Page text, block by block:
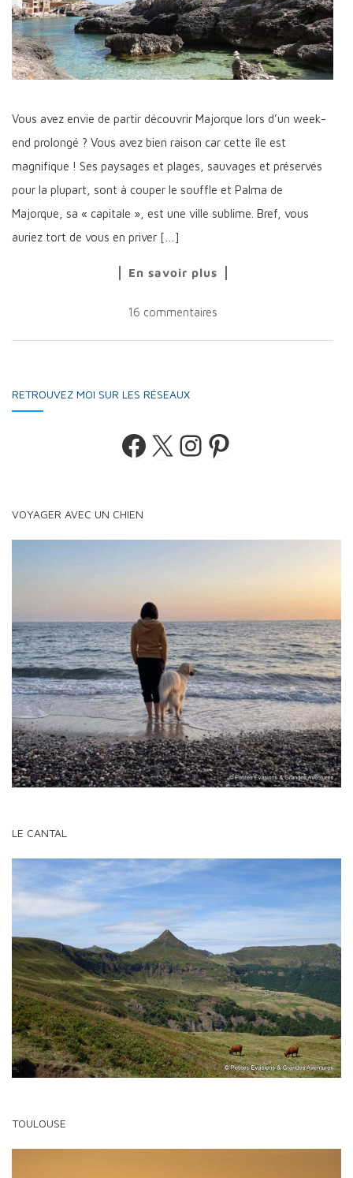
Vous avez envie de partir découvrir Majorque lors d’un week-
end prolongé ? Vous avez bien raison car cette île est
magnifique ! Ses paysages et plages, sauvages et préservés
pour la plupart, sont à couper le souffle et Palma de
Majorque, sa « capitale », est une ville sublime. Bref, vous
auriez tort de vous en priver […]
En savoir plus
16 commentaires
RETROUVEZ MOI SUR LES RÉSEAUX
Facebook
X Instagram
Pinterest
VOYAGER AVEC UN CHIEN
LE CANTAL
TOULOUSE